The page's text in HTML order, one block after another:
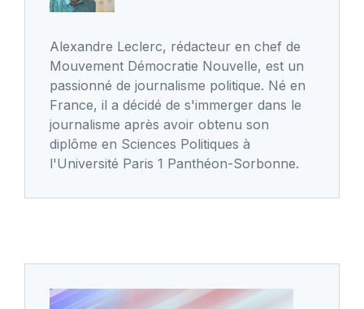
Alexandre Leclerc, rédacteur en chef de
Mouvement Démocratie Nouvelle, est un
passionné de journalisme politique. Né en
France, il a décidé de s'immerger dans le
journalisme après avoir obtenu son
diplôme en Sciences Politiques à
l'Université Paris 1 Panthéon-Sorbonne.